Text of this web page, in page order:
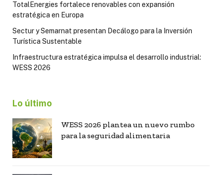
TotalEnergies fortalece renovables con expansión
estratégica en Europa
Sectur y Semarnat presentan Decálogo para la Inversión
Turística Sustentable
Infraestructura estratégica impulsa el desarrollo industrial:
WESS 2026
Lo último
WESS 2026 plantea un nuevo rumbo
para la seguridad alimentaria